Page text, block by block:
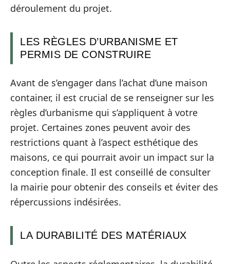
déroulement du projet.
LES RÈGLES D’URBANISME ET
PERMIS DE CONSTRUIRE
Avant de s’engager dans l’achat d’une maison
container, il est crucial de se renseigner sur les
règles d’urbanisme qui s’appliquent à votre
projet. Certaines zones peuvent avoir des
restrictions quant à l’aspect esthétique des
maisons, ce qui pourrait avoir un impact sur la
conception finale. Il est conseillé de consulter
la mairie pour obtenir des conseils et éviter des
répercussions indésirées.
LA DURABILITÉ DES MATÉRIAUX